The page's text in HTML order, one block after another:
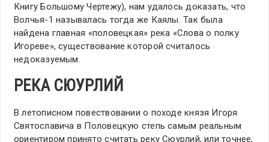
Книгу Большому Чертежу), нам удалось доказать, что
Волчья-1 называлась тогда же Каялы. Так была
найдена главная «половецкая» река «Слова о полку
Игореве», существование которой считалось
недоказуемым.
РЕКА СЮУРЛИЙ
В летописном повествовании о походе князя Игоря
Святославича в Половецкую степь самым реальным
ориентиром принято считать реку Сюурлий, или точнее,